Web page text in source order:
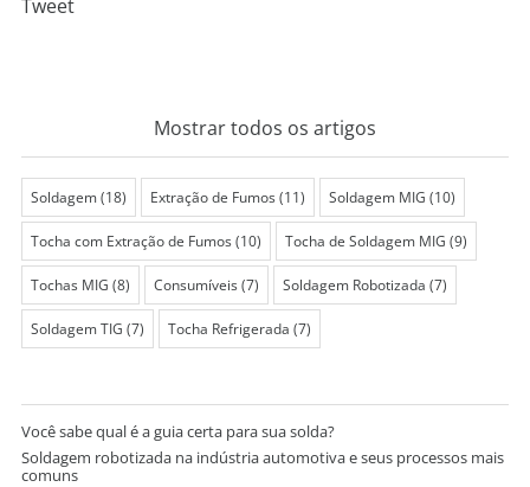
Tweet
Mostrar todos os artigos
Soldagem(18) Extração de Fumos(11) Soldagem MIG (10)
Tocha com Extração de Fumos(10) Tocha de Soldagem MIG (9)
Tochas MIG (8) Consumíveis(7) Soldagem Robotizada (7)
Soldagem TIG (7) Tocha Refrigerada (7)
Você sabe qual é a guia certa para sua solda?
Soldagem robotizada na indústria automotiva e seus processos mais
comuns